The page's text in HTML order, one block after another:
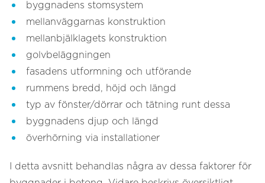
byggnadens stomsystem
mellanväggarnas konstruktion
mellanbjälklagets konstruktion
golvbeläggningen
fasadens utformning och utförande
rummens bredd, höjd och längd
typ av fönster/dörrar och tätning runt dessa
byggnadens djup och längd
överhörning via installationer
I detta avsnitt behandlas några av dessa faktorer för